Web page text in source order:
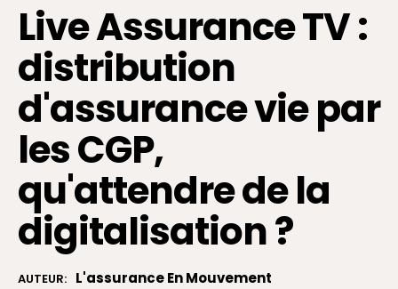
Live Assurance TV :
distribution
d'assurance vie par
les CGP,
qu'attendre de la
digitalisation ?
AUTEUR: L'assurance En Mouvement